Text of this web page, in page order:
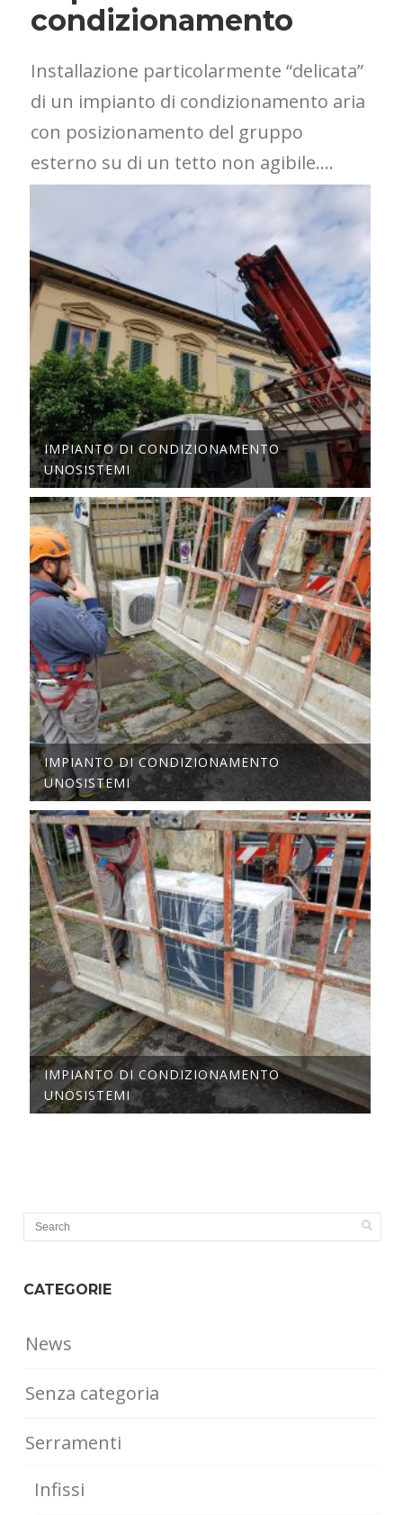
condizionamento
Installazione particolarmente “delicata”
di un impianto di condizionamento aria
con posizionamento del gruppo
esterno su di un tetto non agibile….
IMPIANTO DI CONDIZIONAMENTO
UNOSISTEMI
IMPIANTO DI CONDIZIONAMENTO
UNOSISTEMI
IMPIANTO DI CONDIZIONAMENTO
UNOSISTEMI
CATEGORIE
News
Senza categoria
Serramenti
Infissi